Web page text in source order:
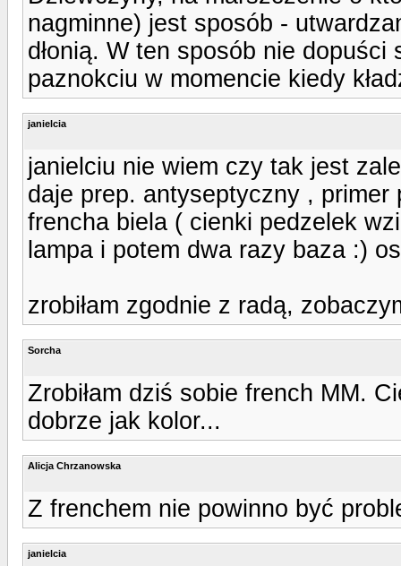
nagminne) jest sposób -
dłonią. W ten sposób nie
paznokciu w momencie kiedy
janielcia
janielciu nie wiem czy tak jest
daje prep. antyseptyczny ,
frencha biela ( cienki pedzelek
lampa i potem dwa razy baza :)
zrobiłam zgodnie z radą,
Sorcha
Zrobiłam dziś sobie french MM.
dobrze jak kolor...
Alicja Chrzanowska
Z frenchem nie powinno być
janielcia